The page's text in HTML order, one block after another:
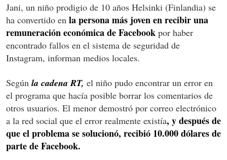
Jani, un niño prodigio de 10 años Helsinki (Finlandia) se
ha convertido en la persona más joven en recibir una
remuneración económica de Facebook por haber
encontrado fallos en el sistema de seguridad de
Instagram, informan medios locales.
Según la cadena RT, el niño pudo encontrar un error en
el programa que hacía posible borrar los comentarios de
otros usuarios. El menor demostró por correo electrónico
a la red social que el error realmente existía, y después de
que el problema se solucionó, recibió 10.000 dólares de
parte de Facebook.